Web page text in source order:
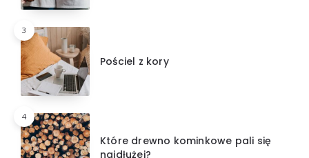
3
Pościel z kory
4
Które drewno kominkowe pali się
najdłużej?